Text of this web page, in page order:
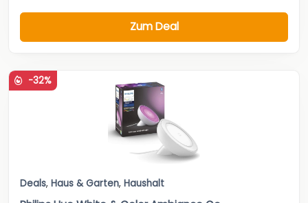
Zum Deal
-32%
Deals, Haus & Garten, Haushalt